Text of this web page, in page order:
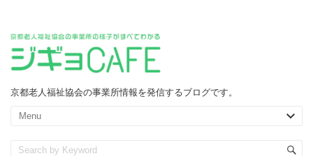
京都老人福祉協会の事業所情報を発信するブログです。